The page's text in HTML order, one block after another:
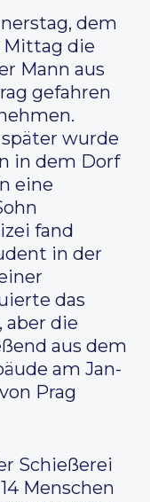
dem
Mittag die
Mann aus
gefahren
wurde
in dem Dorf
eine
fand
in der
das
aber die
aus dem
am Jan-
Prag
Schießerei
Menschen